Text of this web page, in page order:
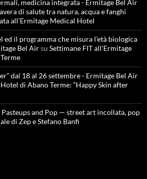
medicina integrata - Ermitage Bel Air
di salute tra natura, acqua e fanghi
all’Ermitage Medical Hotel
ed il programma che misura l’età biologica
Bel Airsu Settimane FIT all’Ermitage
dal 18 al 26 settembre - Ermitage Bel Air
di Abano Terme: “Happy Skin after
and Pop — street art incollata, pop
di Zep e Stefano Banfi